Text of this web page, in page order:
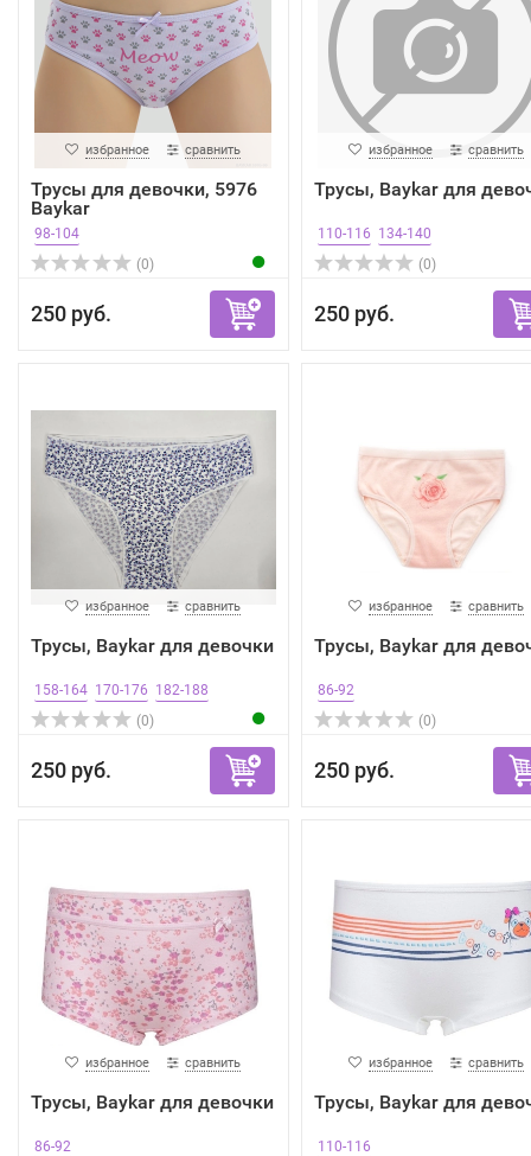
избранное сравнить
Трусы для девочки, 5976
Baykar
98-104
(0)
250 руб.
избранное сравнить
Трусы, Baykar для
110-116 134-140
(0)
250 руб.
избранное сравнить
Трусы, Baykar для девочки
158-164 170-176 182-188
(0)
250 руб.
избранное сравнить
Трусы, Baykar для
86-92
(0)
250 руб.
избранное сравнить
Трусы, Baykar для девочки
86-92
избранное сравнить
Трусы, Baykar для
110-116